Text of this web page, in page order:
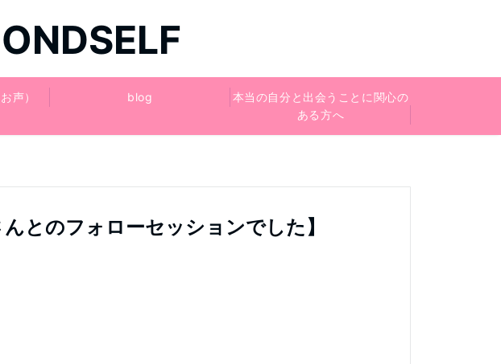
声） blog
本当の自分と出会うことに関心の
ある方へ
とのフォローセッションでした】